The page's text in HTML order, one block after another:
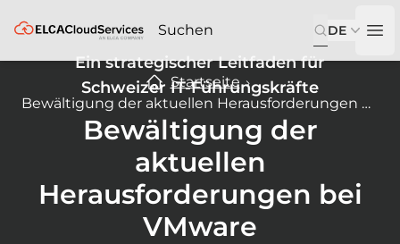
ELCA DE
Startseite
Bewältigung der aktuellen Herausforderungen bei VMware
Ein strategischer Leitfaden für
Schweizer IT-Führungskräfte
Bewältigung der
aktuellen
Herausforderungen bei
VMware